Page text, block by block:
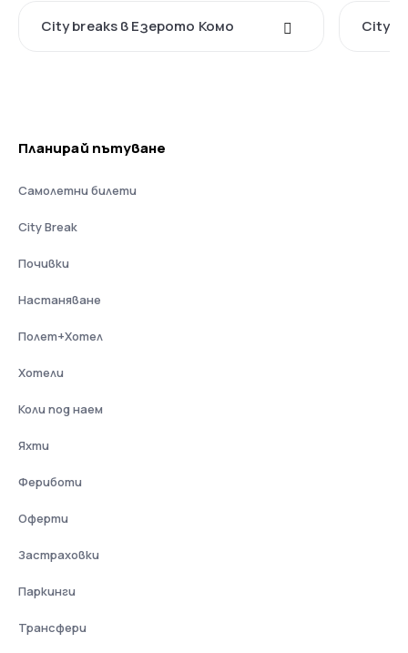
City breaks в Езерото Комо City
Планирай пътуване
Самолетни билети
City Break
Почивки
Настаняване
Полет+Хотел
Хотели
Коли под наем
Яхти
Фериботи
Оферти
Застраховки
Паркинги
Трансфери